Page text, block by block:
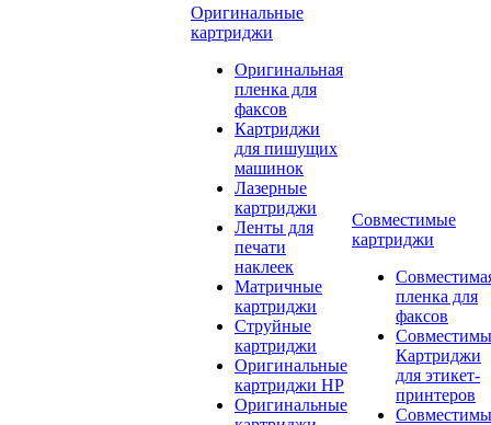
Оригинальные
картриджи
Оригинальная
пленка для
факсов
Картриджи
для пишущих
машинок
Лазерные
картриджи
Ленты для
печати
наклеек
Матричные
картриджи
Струйные
картриджи
Оригинальные
картриджи HP
Оригинальные
Совместимые
картриджи
пленка для
факсов
Картриджи
для этикет-
принтеров